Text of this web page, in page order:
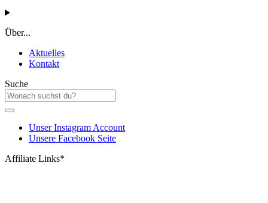
Über...
Aktuelles
Kontakt
Suche
Unser Instagram Account
Unsere Facebook Seite
Affiliate Links*